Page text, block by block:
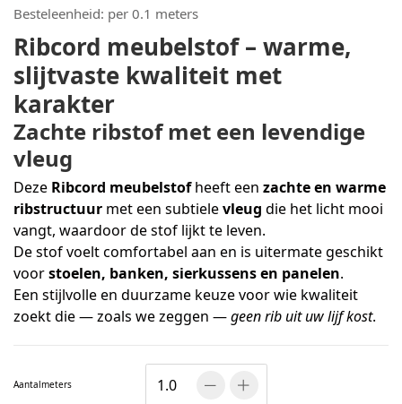
Besteleenheid: per 0.1 meters
Ribcord meubelstof – warme,
slijtvaste kwaliteit met
karakter
Zachte ribstof met een levendige
vleug
Deze Ribcord meubelstofheeft een zachte en warme
ribstructuur met een subtielevleug die het licht mooi
vangt, waardoor de stof lijkt te leven.
De stof voelt comfortabel aan en is uitermate geschikt
voorstoelen, banken, sierkussens en panelen.
Een stijlvolle en duurzame keuze voor wie kwaliteit
zoekt die — zoals we zeggen —geen rib uit uw lijf kost.
Aantalmeters